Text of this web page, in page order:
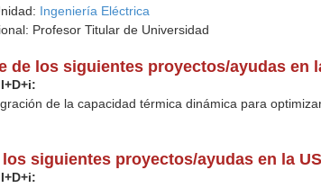
Ingeniería Eléctrica
Profesor Titular de Universidad
de los siguientes proyectos/ayudas en
de la capacidad térmica dinámica para
siguientes proyectos/ayudas en la